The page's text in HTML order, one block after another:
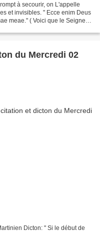
à secourir, on L'appelle
et invisibles. " Ecce enim Deus
meae." ( Voici que le Seigneur
du Mercredi 02
Dicton: " Si le début de